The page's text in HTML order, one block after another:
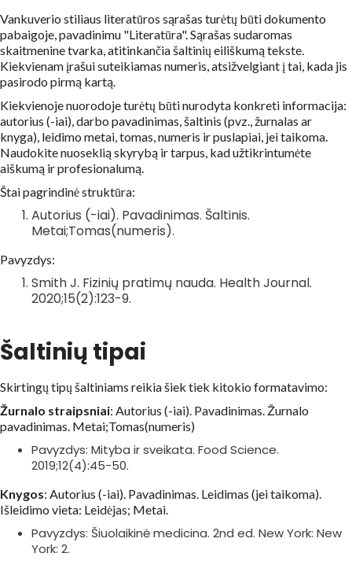
Vankuverio stiliaus literatūros sąrašas turėtų būti dokumento
pabaigoje, pavadinimu "Literatūra". Sąrašas sudaromas
skaitmenine tvarka, atitinkančia šaltinių eiliškumą tekste.
Kiekvienam įrašui suteikiamas numeris, atsižvelgiant į tai, kada jis
pasirodo pirmą kartą.
Kiekvienoje nuorodoje turėtų būti nurodyta konkreti informacija:
autorius (-iai), darbo pavadinimas, šaltinis (pvz., žurnalas ar
knyga), leidimo metai, tomas, numeris ir puslapiai, jei taikoma.
Naudokite nuoseklią skyrybą ir tarpus, kad užtikrintumėte
aiškumą ir profesionalumą.
Štai pagrindinė struktūra:
Autorius (-iai). Pavadinimas. Šaltinis.
Metai;Tomas(numeris).
Pavyzdys:
Smith J. Fizinių pratimų nauda. Health Journal.
2020;15(2):123-9.
Šaltinių tipai
Skirtingų tipų šaltiniams reikia šiek tiek kitokio formatavimo:
Žurnalo straipsniai: Autorius (-iai). Pavadinimas. Žurnalo
pavadinimas. Metai;Tomas(numeris)
Pavyzdys: Mityba ir sveikata. Food Science.
2019;12(4):45-50.
Knygos: Autorius (-iai). Pavadinimas. Leidimas (jei taikoma).
Išleidimo vieta: Leidėjas; Metai.
Pavyzdys: Šiuolaikinė medicina. 2nd ed. New York: New
York: 2.